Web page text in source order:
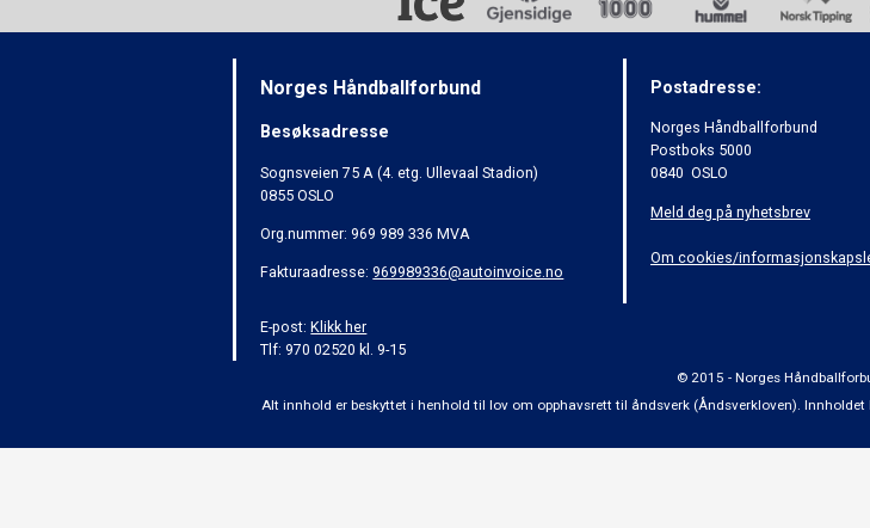
Norges Håndballforbund
Besøksadresse
Sognsveien 75 A (4. etg. Ullevaal Stadion)
0855 OSLO
Org.nummer: 969 989 336 MVA
Fakturaadresse:969989336@autoinvoice.no
E-post:Klikk her
Tlf: 970 02520 kl. 9-15
Postadresse:
Norges Håndballforbund
Postboks 5000
0840 OSLO
Meld deg på nyhetsbrev
Om cookies/
© 2015 - Norges
Alt innhold er beskyttet i henhold til lov om opphavsrett til åndsverk (Åndsverkloven).